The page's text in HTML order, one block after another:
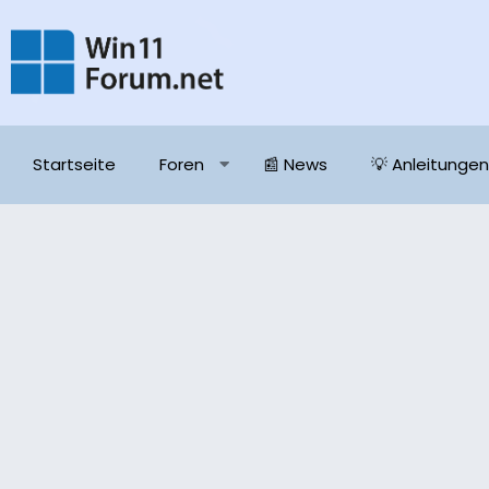
Startseite Foren 📰 News 💡 Anleitungen